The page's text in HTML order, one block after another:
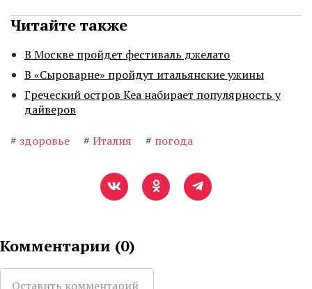
Читайте также
В Москве пройдет фестиваль джелато
В «Сыроварне» пройдут итальянские ужины
Греческий остров Кеа набирает популярность у
дайверов
# здоровье # Италия # погода
Комментарии (0)